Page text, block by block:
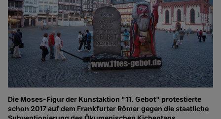
Die Moses-Figur der Kunstaktion "11. Gebot" protestierte
schon 2017 auf dem Frankfurter Römer gegen die staatliche